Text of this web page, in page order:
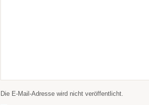
Die E-Mail-Adresse wird nicht veröffentlicht.